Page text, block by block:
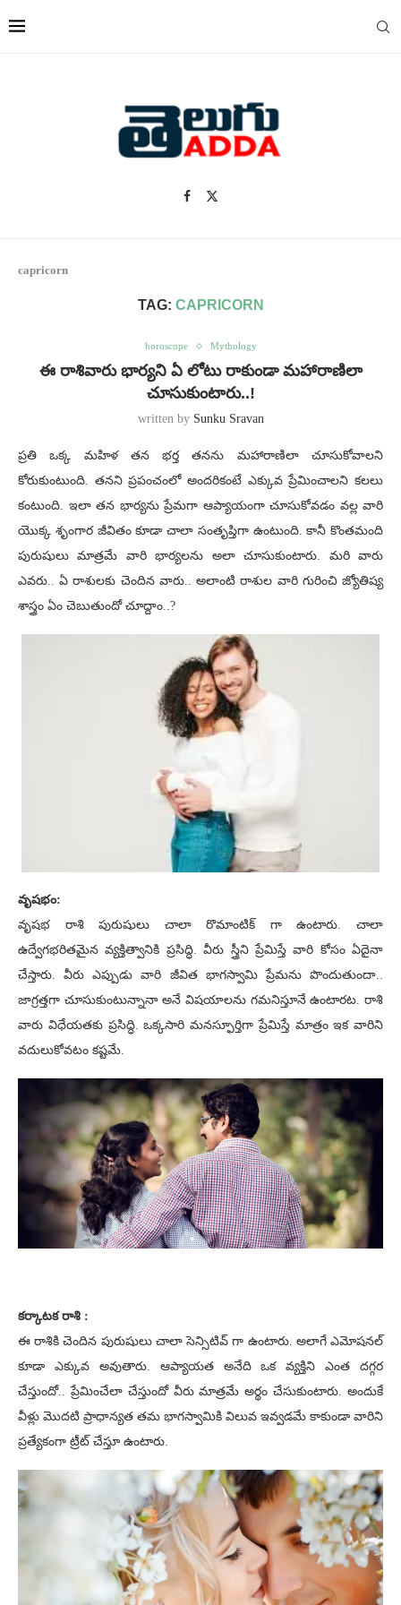
capricorn
TAG: CAPRICORN
horoscope Mythology
ఈ రాశివారు భార్యని ఏ లోటు రాకుండా మహారాణిలా
చూసుకుంటారు..!
written by Sunku Sravan
ప్రతి ఒక్క మహిళ తన భర్త తనను మహారాణిలా చూసుకోవాలని
కోరుకుంటుంది. తనని ప్రపంచంలో అందరికంటే ఎక్కువ ప్రేమించాలని కలలు
కంటుంది. ఇలా తన భార్యను ప్రేమగా ఆప్యాయంగా చూసుకోవడం వల్ల వారి
యొక్క శృంగార జీవితం కూడా చాలా సంతృప్తిగా ఉంటుంది. కానీ కొంతమంది
పురుషులు మాత్రమే వారి భార్యలను అలా చూసుకుంటారు. మరి వారు
ఎవరు.. ఏ రాశులకు చెందిన వారు.. అలాంటి రాశుల వారి గురించి జ్యోతిష్య
శాస్త్రం ఏం చెబుతుందో చూద్దాం..?
వృషభం:
వృషభ రాశి పురుషులు చాలా రొమాంటిక్ గా ఉంటారు. చాలా
ఉద్వేగభరితమైన వ్యక్తిత్వానికి ప్రసిద్ధి. వీరు స్త్రీని ప్రేమిస్తే వారి కోసం ఏదైనా
చేస్తారు. వీరు ఎప్పుడు వారి జీవిత భాగస్వామి ప్రేమను పొందుతుందా..
జాగ్రత్తగా చూసుకుంటున్నానా అనే విషయాలను గమనిస్తూనే ఉంటారట. రాశి
వారు విధేయతకు ప్రసిద్ధి. ఒక్కసారి మనస్ఫూర్తిగా ప్రేమిస్తే మాత్రం ఇక వారిని
వదులుకోవటం కష్టమే.
కర్కాటక రాశి :
ఈ రాశికి చెందిన పురుషులు చాలా సెన్సిటివ్ గా ఉంటారు. అలాగే ఎమోషనల్
కూడా ఎక్కువ అవుతారు. ఆప్యాయత అనేది ఒక వ్యక్తిని ఎంత దగ్గర
చేస్తుందో.. ప్రేమించేలా చేస్తుందో వీరు మాత్రమే అర్థం చేసుకుంటారు. అందుకే
వీళ్లు మొదటి ప్రాధాన్యత తమ భాగస్వామికి విలువ ఇవ్వడమే కాకుండా వారిని
ప్రత్యేకంగా ట్రీట్ చేస్తూ ఉంటారు.